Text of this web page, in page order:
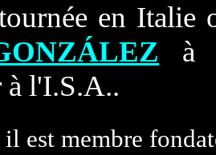
en Italie
à
à l'I.S.A..
est membre